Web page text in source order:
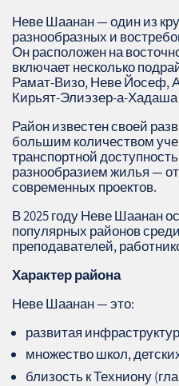
Неве Шаанан — один из
разнообразных и
Он расположен на
включает несколько
Рамат‑Визо, Неве Йосеф,
Район известен своей
большим количеством
транспортной
разнообразием жилья —
современных проектов.
В 2025 году Неве Шаанан
популярных районов
преподавателей,
Характер района
Неве Шаанан — это:
развитая
множество школ,
близость к Техниону